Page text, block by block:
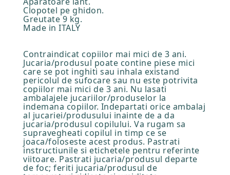
Clopotel pe ghidon.
Greutate 9 kg.
Made in ITALY
Contraindicat copiilor mai mici de 3 ani.
Jucaria/produsul poate contine piese mici
care se pot inghiti sau inhala existand
pericolul de sufocare sau nu este potrivita
copiilor mai mici de 3 ani. Nu lasati
ambalajele jucariilor/produselor la
indemana copiilor. Indepartati orice ambalaj
al jucariei/produsului inainte de a da
jucaria/produsul copilului. Va rugam sa
supravegheati copilul in timp ce se
joaca/foloseste acest produs. Pastrati
instructiunile si etichetele pentru referinte
viitoare. Pastrati jucaria/produsul departe
de foc; feriti jucaria/produsul de